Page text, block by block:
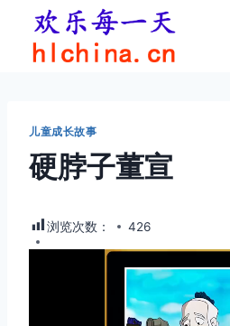
儿童成长故事
硬脖子董宣
浏览次数： 426